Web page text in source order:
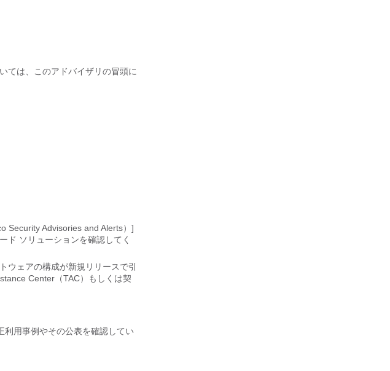
ては、このアドバイザリの冒頭に
Security Advisories and Alerts）]
ド ソリューションを確認してく
ウェアの構成が新規リリースで引
Center（TAC）もしくは契
用事例やその公表を確認してい